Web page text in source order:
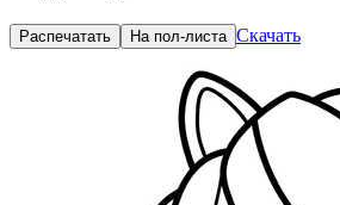
Распечатать На пол-листа Скачать